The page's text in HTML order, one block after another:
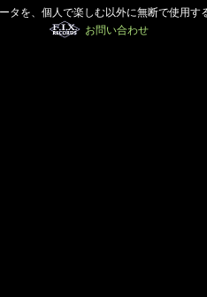
タを、個人で楽しむ以外に無断で使用す
お問い合わせ